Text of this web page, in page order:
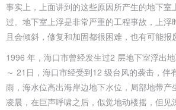
事实上，上面讲到的这些原因所产生的地下室
过。地下室上浮是非常严重的工程事故，上浮
且会倾斜，修复和加固都很困难，也有可能报
1996 年，海口市曾经发生过2 层地下室浮出
～ 21 日，海口市经受到12 级台风的袭击，伴
雨，海水位高出海岸边地下水位，局部地带产
凌晨，在巨声呼啸之后，似觉地动楼摇，但见